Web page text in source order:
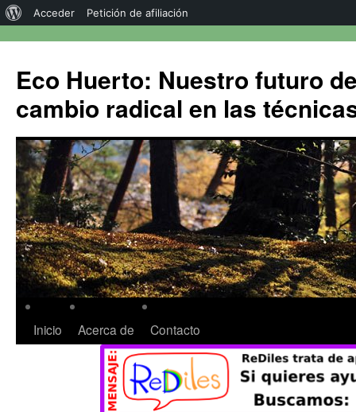
Eco Huerto: Nuestro futuro
cambio radical en las
Inicio Acerca de Contacto
Acceder Petición de afiliación